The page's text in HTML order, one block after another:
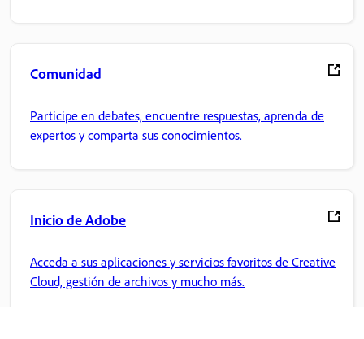
Comunidad
Participe en debates, encuentre respuestas, aprenda de
expertos y comparta sus conocimientos.
Inicio de Adobe
Acceda a sus aplicaciones y servicios favoritos de Creative
Cloud, gestión de archivos y mucho más.